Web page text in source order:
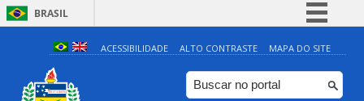
BRASIL
Simplifique!
Comunica BR
Participe
ACESSIBILIDADE ALTO CONTRASTE MAPA DO SITE